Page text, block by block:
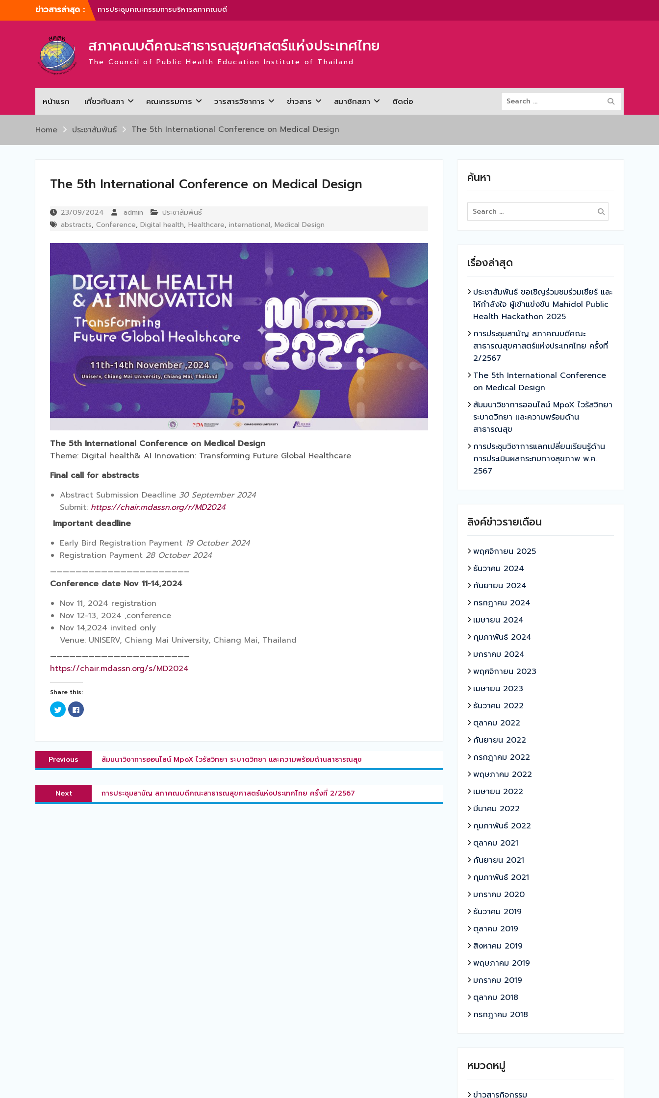
to
ข่าวสารล่าสุด :
การประชุมสามัญประจำปี สภาคณบดีคณะ
สาธารณสุขศาสตร์แห่งประเทศไทย ครั้งที่
ภาพบรรยากาศการประชุมสามัญประจำปี
สภาคณบดีคณะสาธารณสุขศาสตร์แห่ง
ประเทศไทย ครั้งที่ 1/2566
2/2565
การประชุมสามัญ สภาคณบดีคณะ
สาธารณสุขศาสตร์แห่งประเทศไทย ครั้งที่
2/2567
สภาคณบดีคณะสาธารณสุขศาสตร์แห่งประเทศไทย
The Council of Public Health Education Institute of Thailand
หน้าแรก เกี่ยวกับสภา คณะกรรมการ วารสารวิชาการ ข่าวสาร สมาชิกสภา ติดต่อ
Search
for:
Home ประชาสัมพันธ์ The 5th International Conference on Medical Design
The 5th International Conference on Medical Design
23/09/2024 admin
ประชาสัมพันธ์
abstracts, Conference, Digital health, Healthcare, international, Medical Design
The 5th International Conference on Medical Design
Theme: Digital health& AI Innovation: Transforming Future Global Healthcare
Final call for abstracts
Abstract Submission Deadline 30 September 2024
Submit: https://chair.mdassn.org/r/MD2024
Important deadline
Early Bird Registration Payment 19 October 2024
Registration Payment 28 October 2024
—————————————————————–
Conference date Nov 11-14,2024
Nov 11, 2024 registration
Nov 12-13, 2024 ,conference
Nov 14,2024 invited only
Venue: UNISERV, Chiang Mai University, Chiang Mai, Thailand
—————————————————————–
https://chair.mdassn.org/s/MD2024
Share this:
Click
to
share
new
window)
Click
to
new
แนะแนว
เรื่องPrevious
Previous
post:
สัมมนาวิชาการออนไลน์ MpoX ไวรัสวิทยา ระบาดวิทยา และความพร้อมด้านสาธารณสุข
Next
Next
post:
การประชุมสามัญ สภาคณบดีคณะสาธารณสุขศาสตร์แห่งประเทศไทย ครั้งที่ 2/2567
ค้นหา
Search
for:
เรื่องล่าสุด
ประชาสัมพันธ์ ขอเชิญร่วมชมร่วมเชียร์ และ
ให้กำลังใจ ผู้เข้าแข่งขัน Mahidol Public
Health Hackathon 2025
การประชุมสามัญ สภาคณบดีคณะ
สาธารณสุขศาสตร์แห่งประเทศไทย ครั้งที่
2/2567
The 5th International Conference
on Medical Design
สัมมนาวิชาการออนไลน์ MpoX ไวรัสวิทยา
ระบาดวิทยา และความพร้อมด้าน
สาธารณสุข
การประชุมวิชาการแลกเปลี่ยนเรียนรู้ด้าน
การประเมินผลกระทบทางสุขภาพ พ.ศ.
2567
ลิงค์ข่าวรายเดือน
พฤศจิกายน 2025
ธันวาคม 2024
กันยายน 2024
กรกฎาคม 2024
เมษายน 2024
กุมภาพันธ์ 2024
มกราคม 2024
พฤศจิกายน 2023
เมษายน 2023
ธันวาคม 2022
ตุลาคม 2022
กันยายน 2022
กรกฎาคม 2022
พฤษภาคม 2022
เมษายน 2022
มีนาคม 2022
กุมภาพันธ์ 2022
ตุลาคม 2021
กันยายน 2021
กุมภาพันธ์ 2021
มกราคม 2020
ธันวาคม 2019
ตุลาคม 2019
สิงหาคม 2019
พฤษภาคม 2019
มกราคม 2019
ตุลาคม 2018
กรกฎาคม 2018
หมวดหมู่
ข่าวสารกิจกรรม